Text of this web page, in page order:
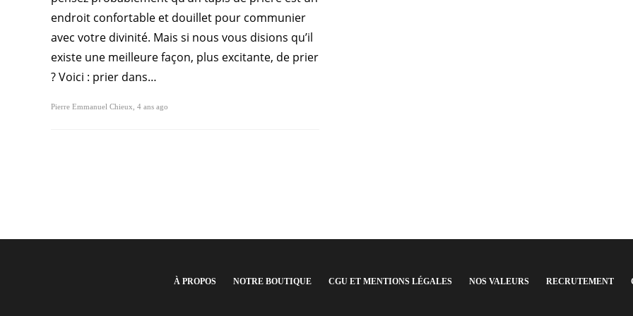
endroit confortable et douillet pour communier
avec votre divinité. Mais si nous vous disions qu’il
existe une meilleure façon, plus excitante, de prier
? Voici : prier dans…
Pierre Emmanuel Chieux 4 ans ago
À PROPOS NOTRE BOUTIQUE CGU ET MENTIONS LÉGALES NOS VALEURS RECRUTEMENT